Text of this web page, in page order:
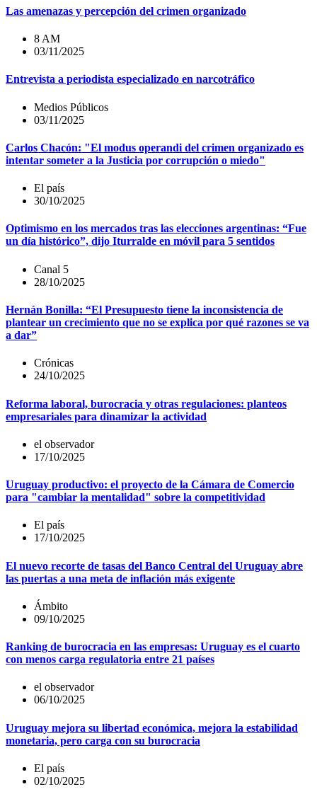
Las amenazas y percepción del crimen organizado
8 AM
03/11/2025
Entrevista a periodista especializado en narcotráfico
Medios Públicos
03/11/2025
Carlos Chacón: "El modus operandi del crimen organizado es
intentar someter a la Justicia por corrupción o miedo"
El país
30/10/2025
Optimismo en los mercados tras las elecciones argentinas: “Fue
un día histórico”, dijo Iturralde en móvil para 5 sentidos
Canal 5
28/10/2025
Hernán Bonilla: “El Presupuesto tiene la inconsistencia de
plantear un crecimiento que no se explica por qué razones se va
a dar”
Crónicas
24/10/2025
Reforma laboral, burocracia y otras regulaciones: planteos
empresariales para dinamizar la actividad
el observador
17/10/2025
Uruguay productivo: el proyecto de la Cámara de Comercio
para "cambiar la mentalidad" sobre la competitividad
El país
17/10/2025
El nuevo recorte de tasas del Banco Central del Uruguay abre
las puertas a una meta de inflación más exigente
Ámbito
09/10/2025
Ranking de burocracia en las empresas: Uruguay es el cuarto
con menos carga regulatoria entre 21 países
el observador
06/10/2025
Uruguay mejora su libertad económica, mejora la estabilidad
monetaria, pero carga con su burocracia
El país
02/10/2025